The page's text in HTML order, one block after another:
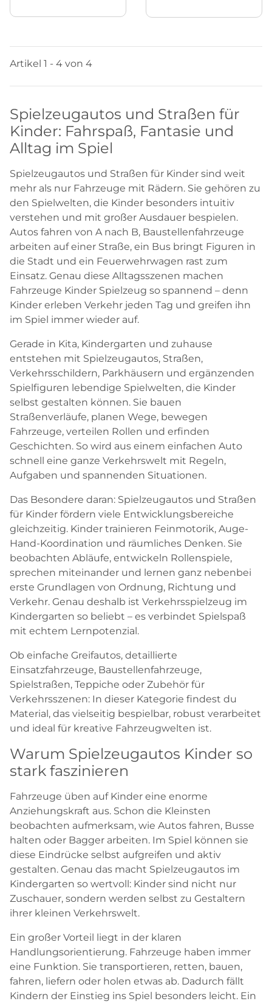
Artikel 1 - 4 von 4
Spielzeugautos und Straßen für
Kinder: Fahrspaß, Fantasie und
Alltag im Spiel
Spielzeugautos und Straßen für Kinder sind weit
mehr als nur Fahrzeuge mit Rädern. Sie gehören zu
den Spielwelten, die Kinder besonders intuitiv
verstehen und mit großer Ausdauer bespielen.
Autos fahren von A nach B, Baustellenfahrzeuge
arbeiten auf einer Straße, ein Bus bringt Figuren in
die Stadt und ein Feuerwehrwagen rast zum
Einsatz. Genau diese Alltagsszenen machen
Fahrzeuge Kinder Spielzeug so spannend – denn
Kinder erleben Verkehr jeden Tag und greifen ihn
im Spiel immer wieder auf.
Gerade in Kita, Kindergarten und zuhause
entstehen mit Spielzeugautos, Straßen,
Verkehrsschildern, Parkhäusern und ergänzenden
Spielfiguren lebendige Spielwelten, die Kinder
selbst gestalten können. Sie bauen
Straßenverläufe, planen Wege, bewegen
Fahrzeuge, verteilen Rollen und erfinden
Geschichten. So wird aus einem einfachen Auto
schnell eine ganze Verkehrswelt mit Regeln,
Aufgaben und spannenden Situationen.
Das Besondere daran: Spielzeugautos und Straßen
für Kinder fördern viele Entwicklungsbereiche
gleichzeitig. Kinder trainieren Feinmotorik, Auge-
Hand-Koordination und räumliches Denken. Sie
beobachten Abläufe, entwickeln Rollenspiele,
sprechen miteinander und lernen ganz nebenbei
erste Grundlagen von Ordnung, Richtung und
Verkehr. Genau deshalb ist Verkehrsspielzeug im
Kindergarten so beliebt – es verbindet Spielspaß
mit echtem Lernpotenzial.
Ob einfache Greifautos, detaillierte
Einsatzfahrzeuge, Baustellenfahrzeuge,
Spielstraßen, Teppiche oder Zubehör für
Verkehrsszenen: In dieser Kategorie findest du
Material, das vielseitig bespielbar, robust verarbeitet
und ideal für kreative Fahrzeugwelten ist.
Warum Spielzeugautos Kinder so
stark faszinieren
Fahrzeuge üben auf Kinder eine enorme
Anziehungskraft aus. Schon die Kleinsten
beobachten aufmerksam, wie Autos fahren, Busse
halten oder Bagger arbeiten. Im Spiel können sie
diese Eindrücke selbst aufgreifen und aktiv
gestalten. Genau das macht Spielzeugautos im
Kindergarten so wertvoll: Kinder sind nicht nur
Zuschauer, sondern werden selbst zu Gestaltern
ihrer kleinen Verkehrswelt.
Ein großer Vorteil liegt in der klaren
Handlungsorientierung. Fahrzeuge haben immer
eine Funktion. Sie transportieren, retten, bauen,
fahren, liefern oder holen etwas ab. Dadurch fällt
Kindern der Einstieg ins Spiel besonders leicht. Ein